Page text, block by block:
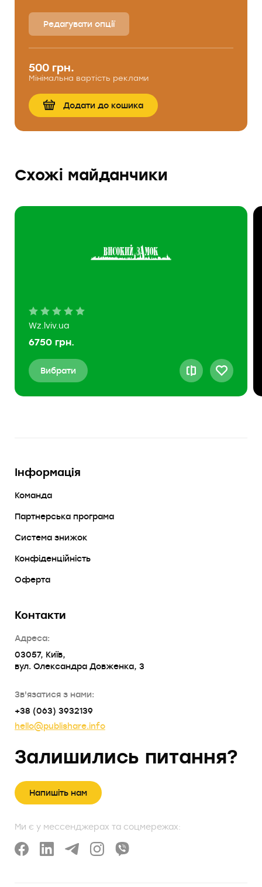
Редагувати опції
500 грн.
Мінімальна вартість реклами
Додати до кошика
Cхожі майданчики
Wz.lviv.ua
6750 грн.
Вибрати
Інформація
Команда
Партнерська програма
Система знижок
Конфіденційність
Оферта
Контакти
Адреса:
03057, Київ,
вул. Олександра Довженка, 3
Зв'язатися з нами:
+38 (063) 3932139
hello@publishare.info
Залишились питання?
Напишіть нам
Ми є у мессенджерах та соцмережах: